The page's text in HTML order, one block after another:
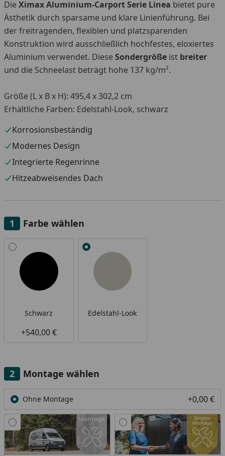
Die Ximax Aluminium-Carport Serie Linea bietet pure
Ästhetik durch sparsame und klare Linienführung. Bei
der freitragenden, flexiblen und platzsparenden
Konstruktion wird ausschließlich hochfestes, eloxiertes
Aluminium verwendet. Diese Sondergröße ist breiter
und die Schneelast beträgt hohe 137 kg/m².
Größe (L x B x H): 495,4 x 302,2 cm
Erhältliche Farben: Edelstahl-Look, schwarz
Korrosionsbeständig
Modernes Design
Integrierte Regenrinne
Hitzeabweisendes Dach
Farbe wählen
Alle anzeigen (2)
Schwarz
+540,00 €
Edelstahl-Look
Montage wählen
Ohne Montage +0,00 €